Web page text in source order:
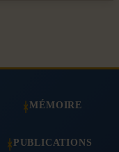
MÉMOIRE
PUBLICATIONS